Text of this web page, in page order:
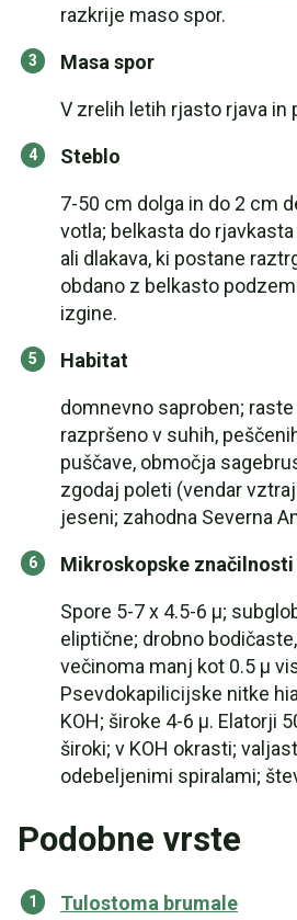
razkrije maso spor.
Masa spor
V zrelih letih rjasto rjava in
Steblo
7-50 cm dolga in do 2 cm
votla; belkasta do
ali dlakava, ki postane
obdano z belkasto
izgine.
Habitat
domnevno saproben;
razpršeno v suhih,
puščave, območja
zgodaj poleti (vendar
jeseni; zahodna Severna
Mikroskopske značilnosti
Spore 5-7 x 4.5-6 µ;
eliptične; drobno
večinoma manj kot 0.5 µ
Psevdokapilicijske nitke
KOH; široke 4-6 µ. Elatorji
široki; v KOH okrasti;
odebeljenimi spiralami;
Podobne vrste
Tulostoma brumale